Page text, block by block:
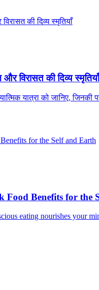
विरासत की दिव्य स्मृतियाँ
यात्रा को जानिए, जिनकी
Food Benefits for the
eating nourishes your